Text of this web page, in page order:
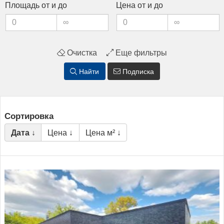
Пло­щадь от и до Це­на от и до
Очистка Еще фильтры
Найти Подписка
Сортировка
Дата ↓ Цена ↓ Цена м² ↓